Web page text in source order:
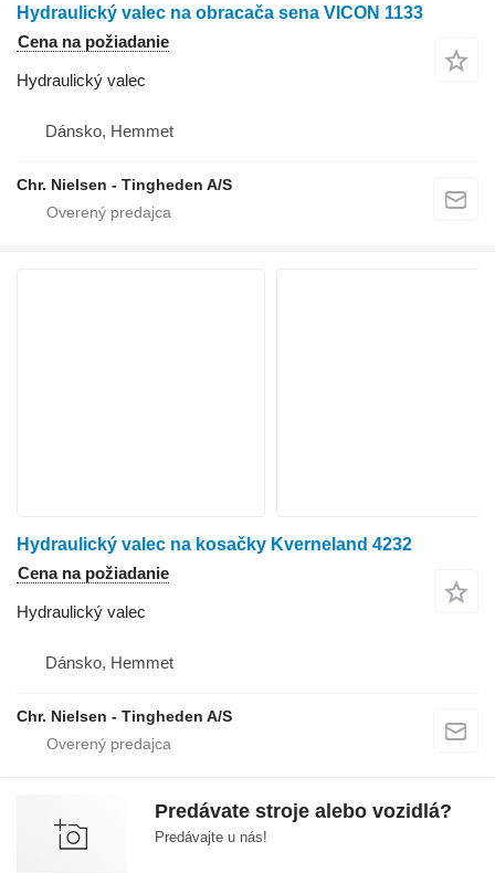
Hydraulický valec na obracača sena VICON 1133
Cena na požiadanie
Hydraulický valec
Dánsko, Hemmet
Chr. Nielsen - Tingheden A/S
Hydraulický valec na kosačky Kverneland 4232
Cena na požiadanie
Hydraulický valec
Dánsko, Hemmet
Chr. Nielsen - Tingheden A/S
Predávate stroje alebo vozidlá?
Predávajte u nás!